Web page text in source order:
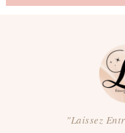
"Laissez